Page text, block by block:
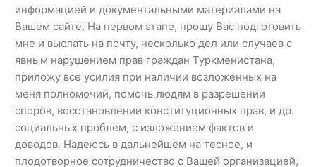
информацией и документальными материалами на
Вашем сайте. На первом этапе, прошу Вас подготовить
мне и выслать на почту, несколько дел или случаев с
явным нарушением прав граждан Туркменистана,
приложу все усилия при наличии возложенных на
меня полномочий, помочь людям в разрешении
споров, восстановлении конституционных прав, и др.
социальных проблем, с изложением фактов и
доводов. Надеюсь в дальнейшем на тесное, и
плодотворное сотрудничество с Вашей организацией,